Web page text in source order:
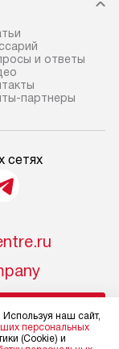
и ответы
партнеры
сетях
наш сайт,
персональных
(Cookie) и